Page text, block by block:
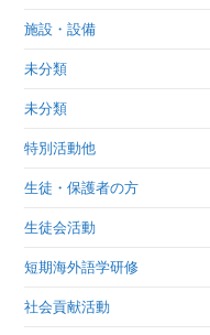
施設・設備
未分類
未分類
特別活動他
生徒・保護者の方
生徒会活動
短期海外語学研修
社会貢献活動